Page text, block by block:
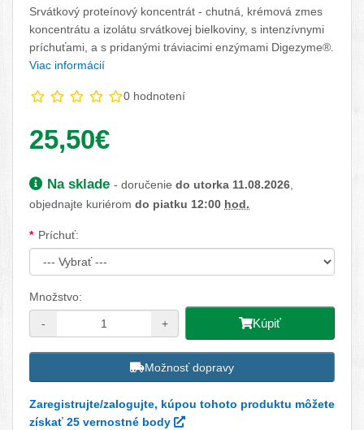
Srvátkový proteínový koncentrát - chutná, krémová zmes
koncentrátu a izolátu srvátkovej bielkoviny, s intenzívnymi
príchuťami, a s pridanými tráviacimi enzýmami Digezyme®.
Viac informácií
0 hodnotení
25,50€
Dostupnosť:
Na sklade - doručenie do utorka 11.08.2026
objednajte kuriérom do piatku 12:00 hod.
Dostupné možnosti
Príchuť:
Množstvo:
- + Kúpiť
Možnosť dopravy
Zaregistrujte/zalogujte, kúpou tohoto produktu môžete
získať 25 vernostné body